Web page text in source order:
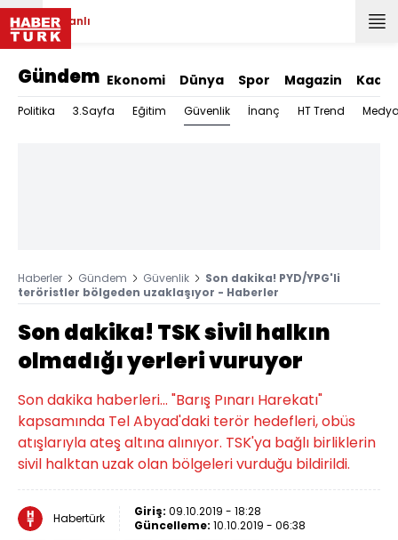
Canlı
Gündem Ekonomi Dünya Spor Magazin Kadın
Politika 3.Sayfa Eğitim Güvenlik İnanç HT Trend
Haberler Gündem Güvenlik
Son dakika! PYD/YPG'li
teröristler bölgeden uzaklaşıyor - Haberler
Son dakika! TSK sivil halkın
olmadığı yerleri vuruyor
Son dakika haberleri... "Barış Pınarı Harekatı"
kapsamında Tel Abyad'daki terör hedefleri, obüs
atışlarıyla ateş altına alınıyor. TSK'ya bağlı birliklerin
sivil halktan uzak olan bölgeleri vurduğu bildirildi.
Habertürk Giriş: 09.10.2019 - 18:28
Güncelleme: 10.10.2019 - 06:38